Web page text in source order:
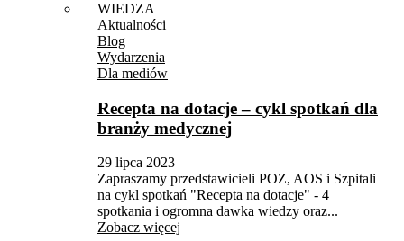
WIEDZA
Aktualności
Blog
Wydarzenia
Dla mediów
Recepta na dotacje – cykl spotkań dla
branży medycznej
29 lipca 2023
Zapraszamy przedstawicieli POZ, AOS i Szpitali
na cykl spotkań "Recepta na dotacje" - 4
spotkania i ogromna dawka wiedzy oraz...
Zobacz więcej